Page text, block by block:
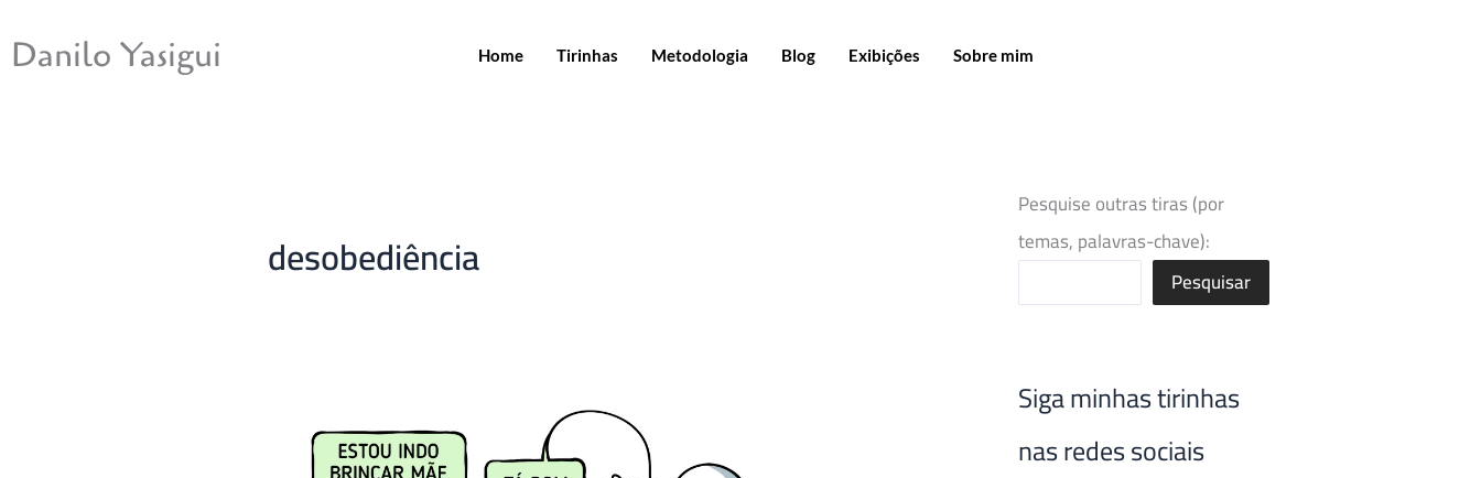
para
Danilo Yasigui Home Tirinhas Metodologia Blog Exibições Sobre mim
desobediência
Pesquise outras tiras (por
temas, palavras-chave):
Pesquisar
Siga minhas tirinhas
nas redes sociais